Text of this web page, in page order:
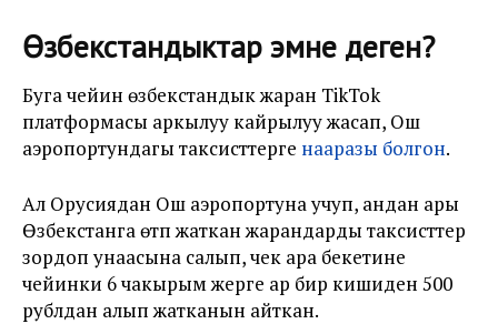
Өзбекстандыктар эмне деген?
Буга чейин өзбекстандык жаран TikTok
платформасы аркылуу кайрылуу жасап, Ош
аэропортундагы таксисттерге нааразы болгон.
Ал Орусиядан Ош аэропортуна учуп, андан ары
Өзбекстанга өтүп жаткан жарандарды таксисттер
зордоп унаасына салып, чек ара бекетине
чейинки 6 чакырым жерге ар бир кишиден 500
рублдан алып жатканын айткан.